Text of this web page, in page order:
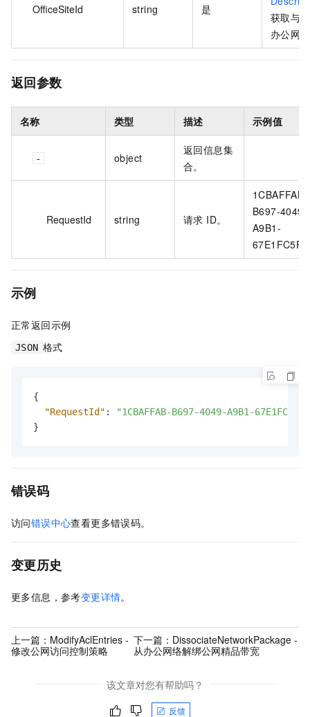
OfficeSiteId string 是
获取与
办公网
返回参数
名称 类型 描述 示例值
object
返回信息集
合。
RequestId string 请求 ID。
1CBAFFAB-
B697-4049-
A9B1-
示例
正常返回示例
JSON 格式
{
"RequestId" :
"1CBAFFAB-B697-4049-A9B1-
}
错误码
访问错误中心查看更多错误码。
变更历史
更多信息，参考变更详情。
上一篇： ModifyAclEntries -
修改公网访问控制策略
下一篇： DissociateNetworkPackage -
从办公网络解绑公网精品带宽
该文章对您有帮助吗？
反馈